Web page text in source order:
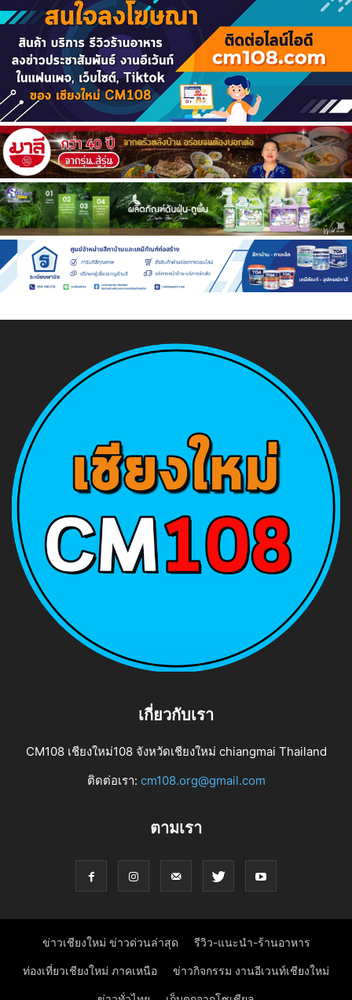
เกี่ยวกับเรา
CM108 เชียงใหม่108 จังหวัดเชียงใหม่ chiangmai Thailand
ติดต่อเรา: cm108.org@gmail.com
ตามเรา
ข่าวเชียงใหม่ ข่าวด่วนล่าสุด รีวิว-แนะนำ-ร้านอาหาร
ท่องเที่ยวเชียงใหม่ ภาคเหนือ ข่าวกิจกรรม งานอีเวนท์เชียงใหม่